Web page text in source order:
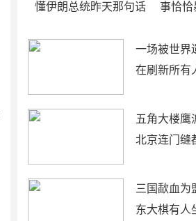
懂伊朗总统昨天那句话
事恰恰
一场被世界
在刷新所有
五角大楼鹰
北京连门缝
三国歃血为
东大棋有人